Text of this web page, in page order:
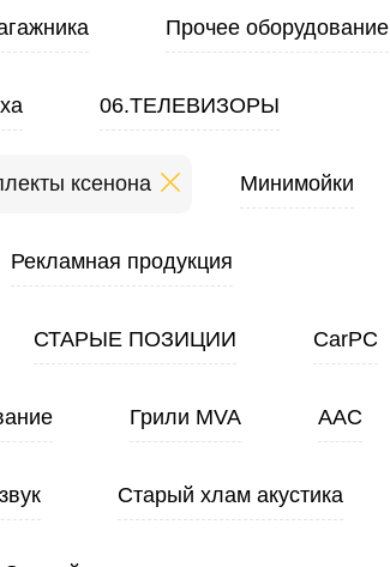
Прочее оборудование
06.ТЕЛЕВИЗОРЫ
ксенона Минимойки
Рекламная продукция
СТАРЫЕ ПОЗИЦИИ CarPC
Грили MVA ААС
Старый хлам акустика